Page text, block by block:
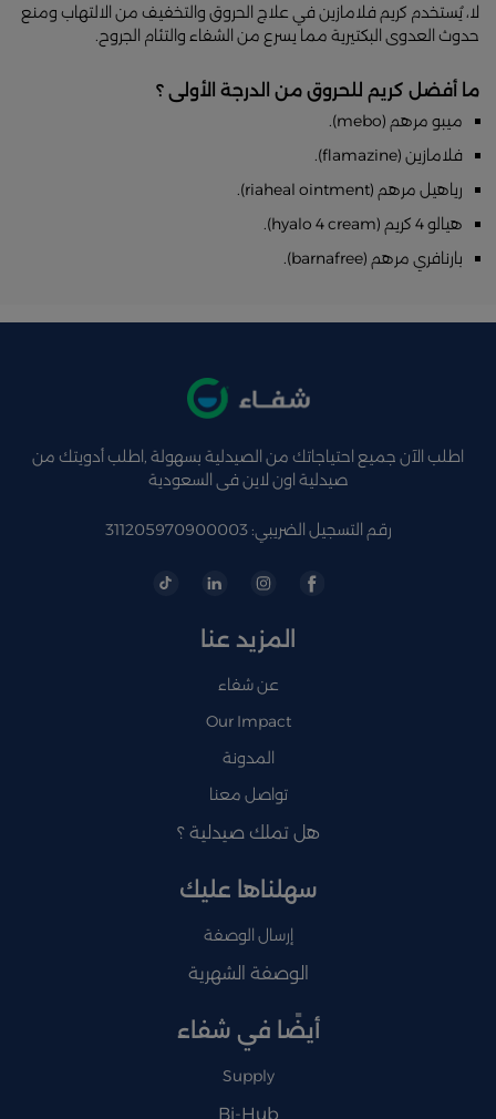
لا، يُستخدم كريم فلامازين في علاج الحروق والتخفيف من الالتهاب ومنع
حدوث العدوى البكتيرية مما يسرع من الشفاء والتئام الجروح.
ما أفضل كريم للحروق من الدرجة الأولى ؟
ميبو مرهم (mebo).
فلامازين (flamazine).
رياهيل مرهم (riaheal ointment).
هيالو 4 كريم (hyalo 4 cream).
بارنافري مرهم (barnafree).
اطلب الآن جميع احتياجاتك من الصيدلية بسهولة ,اطلب أدويتك من
صيدلية اون لاين فى السعودية
رقم التسجيل الضريبي: 311205970900003
المزيد عنا
عن شفاء
Our Impact
المدونة
تواصل معنا
هل تملك صيدلية ؟
سهلناها عليك
إرسال الوصفة
الوصفة الشهرية
أيضًا في شفاء
Supply
Bi-Hub